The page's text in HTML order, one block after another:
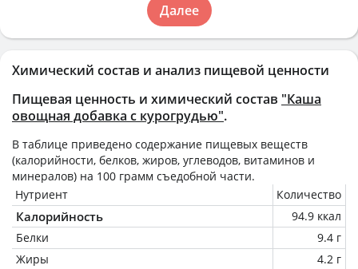
Химический состав и анализ пищевой ценности
Пищевая ценность и химический состав "Каша
овощная добавка с курогрудью".
В таблице приведено содержание пищевых веществ
(калорийности, белков, жиров, углеводов, витаминов и
минералов) на 100 грамм съедобной части.
Нутриент
Количество
Калорийность
94.9 ккал
Белки
9.4 г
Жиры
4.2 г
Далее